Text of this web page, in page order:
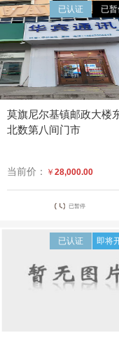
已
已认证
莫旗尼尔基镇邮政大楼
北数第八间门市
当前价： ￥ 28,000.00
已暂停
即将
已认证